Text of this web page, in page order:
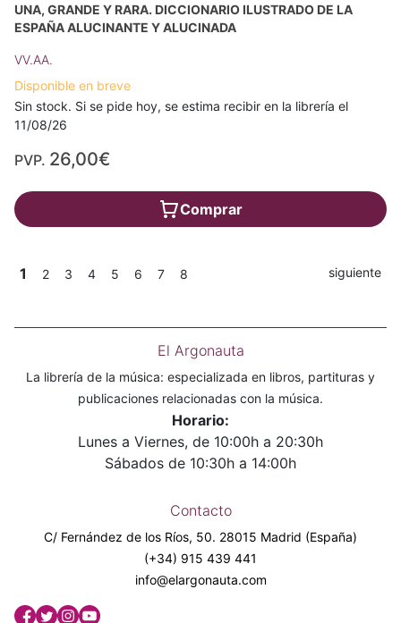
UNA, GRANDE Y RARA. DICCIONARIO ILUSTRADO DE LA
ESPAÑA ALUCINANTE Y ALUCINADA
VV.AA.
Disponible en breve
Sin stock. Si se pide hoy, se estima recibir en la librería el
11/08/26
PVP. 26,00€
Comprar
1 2 3 4 5 6 7 8 siguiente
El Argonauta
La librería de la música: especializada en libros, partituras y
publicaciones relacionadas con la música.
Horario:
Lunes a Viernes, de 10:00h a 20:30h
Sábados de 10:30h a 14:00h
Contacto
C/ Fernández de los Ríos, 50. 28015 Madrid (España)
(+34) 915 439 441
info@elargonauta.com